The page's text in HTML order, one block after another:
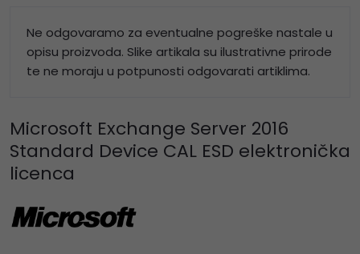
Ne odgovaramo za eventualne pogreške nastale u
opisu proizvoda. Slike artikala su ilustrativne prirode
te ne moraju u potpunosti odgovarati artiklima.
Microsoft Exchange Server 2016
Standard Device CAL ESD elektronička
licenca